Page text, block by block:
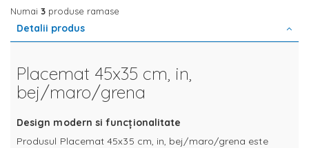
Numai 3 produse ramase
Detalii produs
Placemat 45x35 cm, in,
bej/maro/grena
Design modern si funcționalitate
Produsul Placemat 45x35 cm, in, bej/maro/grena este